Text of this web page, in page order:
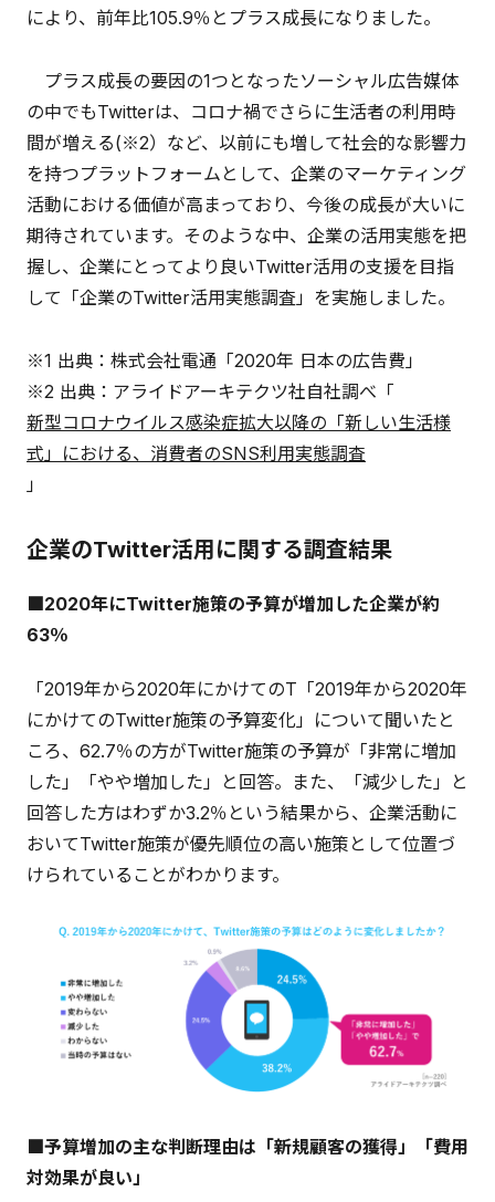
により、前年比105.9％とプラス成長になりました。
プラス成長の要因の1つとなったソーシャル広告媒体
の中でもTwitterは、コロナ禍でさらに生活者の利用時
間が増える(※2）など、以前にも増して社会的な影響力
を持つプラットフォームとして、企業のマーケティング
活動における価値が高まっており、今後の成長が大いに
期待されています。そのような中、企業の活用実態を把
握し、企業にとってより良いTwitter活用の支援を目指
して「企業のTwitter活用実態調査」を実施しました。
※1 出典：株式会社電通「2020年 日本の広告費」
※2 出典：アライドアーキテクツ社自社調べ「
新型コロナウイルス感染症拡大以降の「新しい生活様
式」における、消費者のSNS利用実態調査
」
企業のTwitter活用に関する調査結果
■2020年にTwitter施策の予算が増加した企業が約
63％
「2019年から2020年にかけてのT「2019年から2020年
にかけてのTwitter施策の予算変化」について聞いたと
ころ、62.7％の方がTwitter施策の予算が「非常に増加
した」「やや増加した」と回答。また、「減少した」と
回答した方はわずか3.2％という結果から、企業活動に
おいてTwitter施策が優先順位の高い施策として位置づ
けられていることがわかります。
■予算増加の主な判断理由は「新規顧客の獲得」「費用
対効果が良い」